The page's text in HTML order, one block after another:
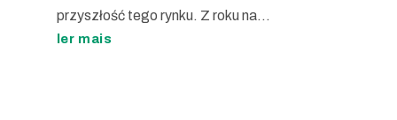
przyszłość tego rynku. Z roku na...
ler mais